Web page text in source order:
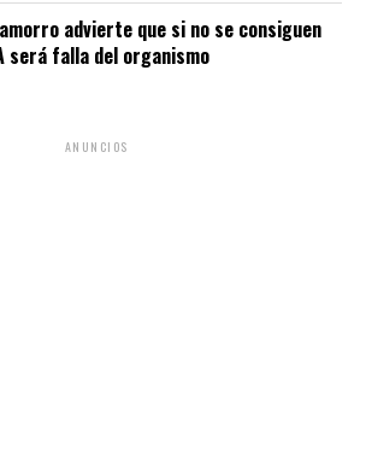
advierte que si no se consiguen
será falla del organismo
ANUNCIOS